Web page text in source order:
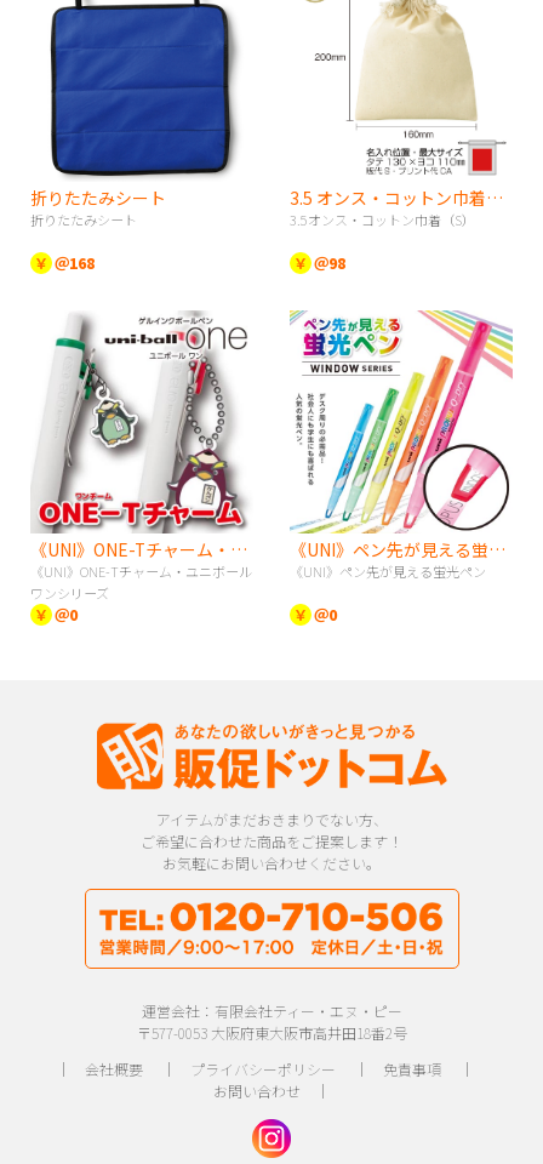
折りたたみシート
折りたたみシート
￥ ＠168
3.5 オンス・コットン巾着（S）
3.5オンス・コットン巾着（S）
￥ ＠98
《UNI》ONE-Tチャーム・ユニボールワンシリーズ
《UNI》ONE-Tチャーム・ユニボール
ワンシリーズ
￥ ＠0
《UNI》ペン先が見える蛍光ペン
《UNI》ペン先が見える蛍光ペン
￥ ＠0
アイテムがまだおきまりでない方、
ご希望に合わせた商品をご提案します！
お気軽にお問い合わせください。
運営会社：有限会社ティー・エヌ・ピー
〒577-0053 大阪府東大阪市高井田18番2号
｜ 会社概要｜ プライバシーポリシー ｜ 免責事項｜
お問い合わせ ｜